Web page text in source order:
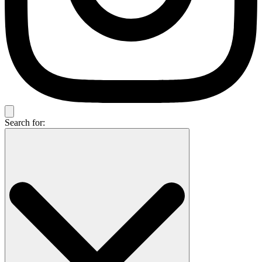
Search for: